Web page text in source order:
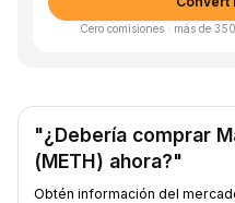
Cero comisiones · más de
"¿Debería comprar
(METH) ahora?"
Obtén información del